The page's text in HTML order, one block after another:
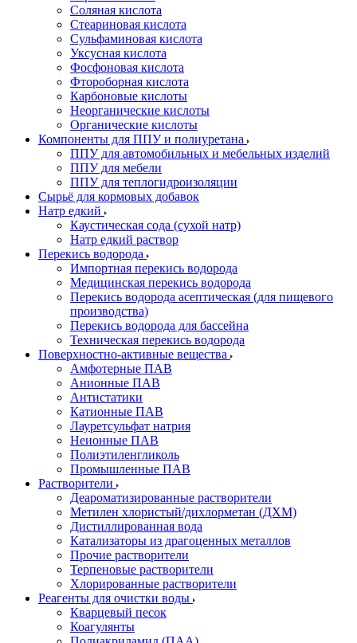
Соляная кислота
Стеариновая кислота
Сульфаминовая кислота
Уксусная кислота
Фосфоновая кислота
Фтороборная кислота
Карбоновые кислоты
Неорганические кислоты
Органические кислоты
Компоненты для ППУ и полиуретана
ППУ для автомобильных и мебельных изделий
ППУ для мебели
ППУ для теплогидроизоляции
Сырьё для кормовых добавок
Натр едкий
Каустическая сода (сухой натр)
Натр едкий раствор
Перекись водорода
Импортная перекись водорода
Медицинская перекись водорода
Перекись водорода асептическая (для пищевого
производства)
Перекись водорода для бассейна
Техническая перекись водорода
Поверхностно-активные вещества
Амфотерные ПАВ
Анионные ПАВ
Антистатики
Катионные ПАВ
Лауретсульфат натрия
Неионные ПАВ
Полиэтиленгликоль
Промышленные ПАВ
Растворители
Деароматизированные растворители
Метилен хлористый/дихлорметан (ДХМ)
Дистиллированная вода
Катализаторы из драгоценных металлов
Прочие растворители
Терпеновые растворители
Хлорированные растворители
Реагенты для очистки воды
Кварцевый песок
Коагулянты